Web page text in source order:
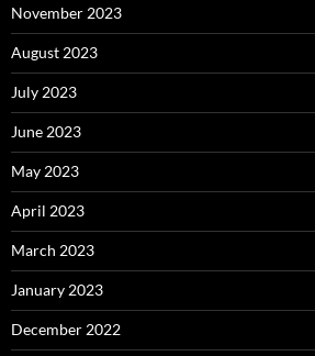
November 2023
August 2023
July 2023
June 2023
May 2023
April 2023
March 2023
January 2023
December 2022